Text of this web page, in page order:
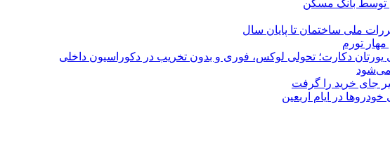
مهار تورم
یورتان دکارت؛ تحولی لوکس، فوری و بدون تخریب در دکوراسیون داخلی
می‌شود
جای خرید را گرفت
در ایام اربعین